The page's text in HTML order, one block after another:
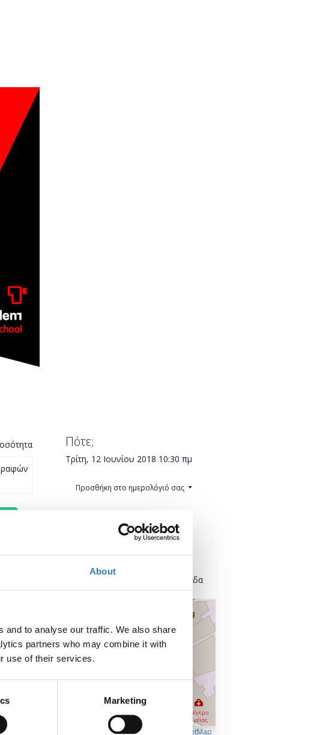
About
and to analyse our traffic. We also share
partners who may combine it with
use of their services.
Marketing
Πότε;
Τρίτη, 12 Ιουνίου 2018 10:30 πμ
Προσθήκη στο ημερολόγιό σας
Ευρυσθέως 2
118 54 Αθήνα
Κεντρικός Τομέας Αθηνών, Ελλάδα
OpenLayers
OpenStreetMap